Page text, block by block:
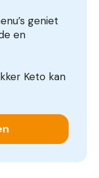
geniet
en
Keto kan